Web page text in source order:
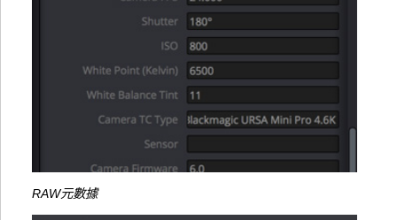
RAW元數據